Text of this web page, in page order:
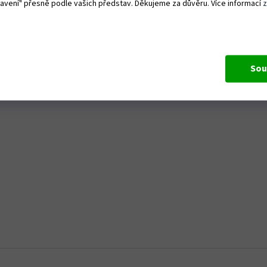
přesně podle vašich představ. Děkujeme za důvěru. Více informací